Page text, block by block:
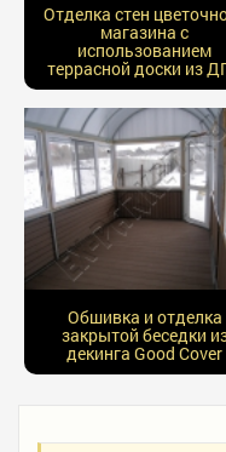
Отделка стен
магазина с
использованием
террасной доски из
Обшивка и отделка
закрытой беседки
декинга Good Cover